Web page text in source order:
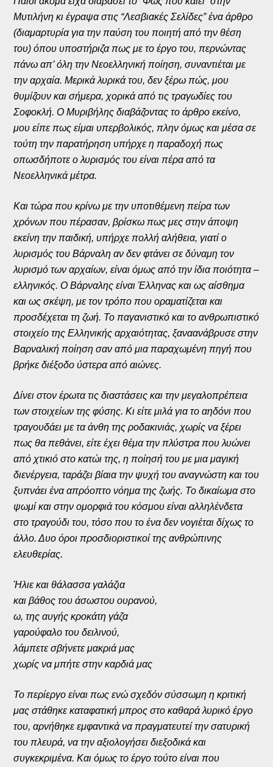
Μυτιλήνη κι έγραψα στις “Λεσβιακές Σελίδες” ένα άρθρο
(διαμαρτυρία για την παύση του ποιητή από την θέση
του) όπου υποστήριζα πως με το έργο του, περνώντας
πάνω απ’ όλη την Νεοελληνική ποίηση, συναντιέται με
την αρχαία. Μερικά λυρικά του, δεν ξέρω πώς, μου
θυμίζουν και σήμερα, χορικά από τις τραγωδίες του
Σοφοκλή. Ο Μυριβήλης διαβάζοντας το άρθρο εκείνο,
μου είπε πως είμαι υπερβολικός, πλην όμως και μέσα σε
τούτη την παρατήρηση υπήρχε η παραδοχή πως
οπωσδήποτε ο λυρισμός του είναι πέρα από τα
Νεοελληνικά μέτρα.
Και τώρα που κρίνω με την υποτιθέμενη πείρα των
χρόνων που πέρασαν, βρίσκω πως μες στην άποψη
εκείνη την παιδική, υπήρχε πολλή αλήθεια, γιατί ο
λυρισμός του Βάρναλη αν δεν φτάνει σε δύναμη τον
λυρισμό των αρχαίων, είναι όμως από την ίδια ποιότητα –
ελληνικός. Ο Βάρναλης είναι Έλληνας και ως αίσθημα
και ως σκέψη, με τον τρόπο που οραματίζεται και
προσδέχεται τη ζωή. Το παγανιστικό και το ανθρωπιστικό
στοιχείο της Ελληνικής αρχαιότητας, ξαναανάβρυσε στην
Βαρναλική ποίηση σαν από μια παραχωμένη πηγή που
βρήκε διέξοδο ύστερα από αιώνες.
Δίνει στον έρωτα τις διαστάσεις και την μεγαλοπρέπεια
των στοιχείων της φύσης. Κι είτε μιλά για το αηδόνι που
τραγουδάει με τα άνθη της ροδακινιάς, χωρίς να ξέρει
πως θα πεθάνει, είτε έχει θέμα την πλύστρα που λυώνει
από χτικιό στο κατώι της, η ποίησή του με μια μαγική
διενέργεια, ταράζει βίαια την ψυχή του αναγνώστη και του
ξυπνάει ένα απρόοπτο νόημα της ζωής. Το δικαίωμα στο
ψωμί και στην ομορφιά του κόσμου είναι αλληλένδετα
στο τραγούδι του, τόσο που το ένα δεν νογιέται δίχως το
άλλο. Δυο όροι προσδιοριστικοί της ανθρώπινης
ελευθερίας.
Ήλιε και θάλασσα γαλάζια
και βάθος του άσωστου ουρανού,
ω, της αυγής κροκάτη γάζα
γαρούφαλο του δειλινού,
λάμπετε σβήνετε μακριά μας
χωρίς να μπήτε στην καρδιά μας
Το περίεργο είναι πως ενώ σχεδόν σύσσωμη η κριτική
μας στάθηκε καταφατική μπρος στο καθαρά λυρικό έργο
του, αρνήθηκε εμφαντικά να πραγματευτεί την σατυρική
του πλευρά, να την αξιολογήσει διεξοδικά και
συγκεκριμένα. Και όμως το έργο τούτο είναι που